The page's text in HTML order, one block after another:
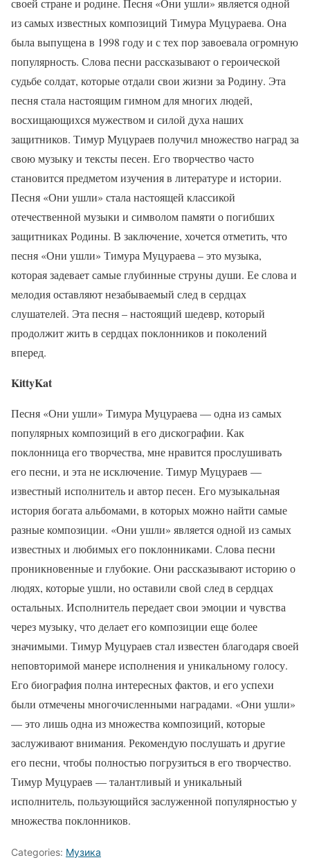
своей стране и родине. Песня «Они ушли» является одной
из самых известных композиций Тимура Муцураева. Она
была выпущена в 1998 году и с тех пор завоевала огромную
популярность. Слова песни рассказывают о героической
судьбе солдат, которые отдали свои жизни за Родину. Эта
песня стала настоящим гимном для многих людей,
восхищающихся мужеством и силой духа наших
защитников. Тимур Муцураев получил множество наград за
свою музыку и тексты песен. Его творчество часто
становится предметом изучения в литературе и истории.
Песня «Они ушли» стала настоящей классикой
отечественной музыки и символом памяти о погибших
защитниках Родины. В заключение, хочется отметить, что
песня «Они ушли» Тимура Муцураева – это музыка,
которая задевает самые глубинные струны души. Ее слова и
мелодия оставляют незабываемый след в сердцах
слушателей. Эта песня – настоящий шедевр, который
продолжит жить в сердцах поклонников и поколений
вперед.
KittyKat
Песня «Они ушли» Тимура Муцураева — одна из самых
популярных композиций в его дискографии. Как
поклонница его творчества, мне нравится прослушивать
его песни, и эта не исключение. Тимур Муцураев —
известный исполнитель и автор песен. Его музыкальная
история богата альбомами, в которых можно найти самые
разные композиции. «Они ушли» является одной из самых
известных и любимых его поклонниками. Слова песни
проникновенные и глубокие. Они рассказывают историю о
людях, которые ушли, но оставили свой след в сердцах
остальных. Исполнитель передает свои эмоции и чувства
через музыку, что делает его композиции еще более
значимыми. Тимур Муцураев стал известен благодаря своей
неповторимой манере исполнения и уникальному голосу.
Его биография полна интересных фактов, и его успехи
были отмечены многочисленными наградами. «Они ушли»
— это лишь одна из множества композиций, которые
заслуживают внимания. Рекомендую послушать и другие
его песни, чтобы полностью погрузиться в его творчество.
Тимур Муцураев — талантливый и уникальный
исполнитель, пользующийся заслуженной популярностью у
множества поклонников.
Categories: Музика